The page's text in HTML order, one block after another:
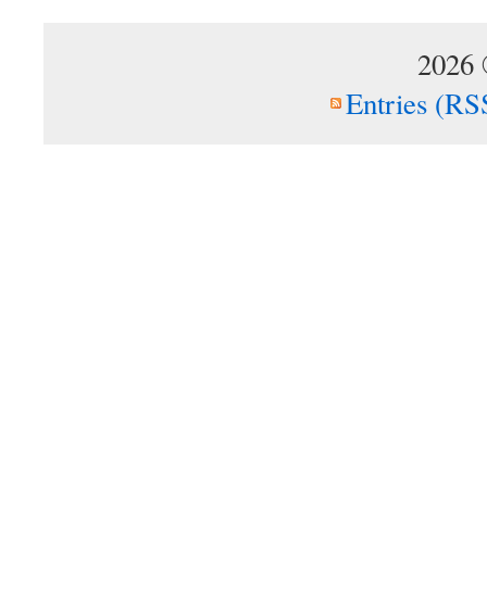
2026
Entries